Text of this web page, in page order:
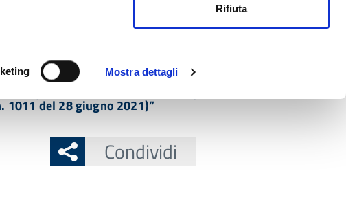
Mostra dettagli
Rifiuta
1011 del 28 giugno 2021)”
Condividi